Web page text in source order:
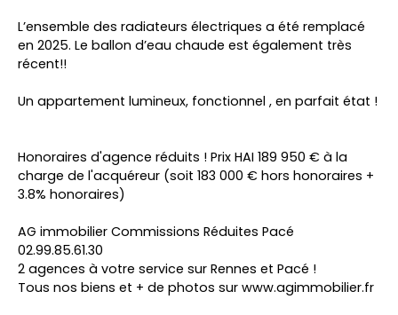
L’ensemble des radiateurs électriques a été remplacé
en 2025. Le ballon d’eau chaude est également très
récent!!
Un appartement lumineux, fonctionnel , en parfait état !
Honoraires d'agence réduits ! Prix HAI 189 950 € à la
charge de l'acquéreur (soit 183 000 € hors honoraires +
3.8% honoraires)
AG immobilier Commissions Réduites Pacé
02.99.85.61.30
2 agences à votre service sur Rennes et Pacé !
Tous nos biens et + de photos sur www.agimmobilier.fr